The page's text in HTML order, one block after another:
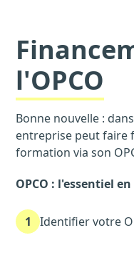
l'OPCO
Bonne nouvelle :
entreprise peut faire
formation via son
OPCO : l'essentiel
1 Identifier votre